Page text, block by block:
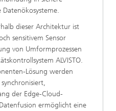
dieser Architektur ist
sensitivem Sensor
von Umformprozessen
ALVISTO.
Lösung werden
der Edge-Cloud-
ermöglicht eine